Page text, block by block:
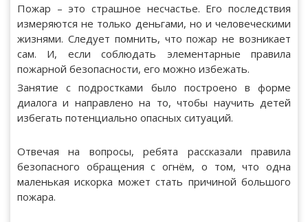
Пожар – это страшное несчастье. Его последствия
измеряются не только деньгами, но и человеческими
жизнями. Следует помнить, что пожар не возникает
сам. И, если соблюдать элементарные правила
пожарной безопасности, его можно избежать.
Занятие с подростками было построено в форме
диалога и направлено на то, чтобы научить детей
избегать потенциально опасных ситуаций.
Отвечая на вопросы, ребята рассказали правила
безопасного обращения с огнём, о том, что одна
маленькая искорка может стать причиной большого
пожара.